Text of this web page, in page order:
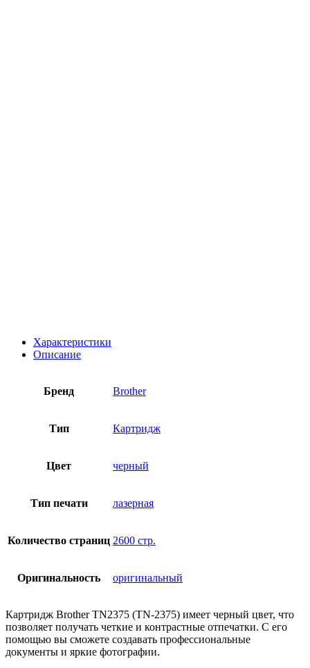
Характеристики
Описание
Бренд Brother
Тип Картридж
Цвет черный
Тип печати лазерная
Количество страниц 2600 стр.
Оригинальность оригинальный
Картридж Brother TN2375 (TN-2375) имеет черный цвет, что
позволяет получать четкие и контрастные отпечатки. С его
помощью вы сможете создавать профессиональные
документы и яркие фотографии.